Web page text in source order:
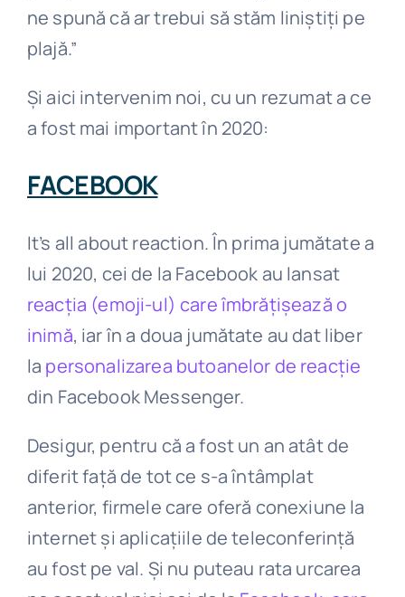
ne spună că ar trebui să stăm liniștiți pe
plajă.”
Și aici intervenim noi, cu un rezumat a ce
a fost mai important în 2020:
FACEBOOK
It’s all about reaction. În prima jumătate a
lui 2020, cei de la Facebook au lansat
reacția (emoji-ul) care îmbrățișează o
inimă, iar în a doua jumătate au dat liber
la personalizarea butoanelor de reacție
din Facebook Messenger.
Desigur, pentru că a fost un an atât de
diferit față de tot ce s-a întâmplat
anterior, firmele care oferă conexiune la
internet și aplicațiile de teleconferință
au fost pe val. Și nu puteau rata urcarea